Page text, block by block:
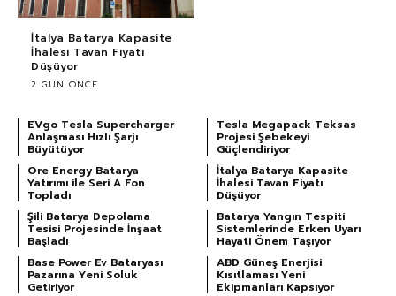
İtalya Batarya Kapasite
İhalesi Tavan Fiyatı
Düşüyor
2 GÜN ÖNCE
EVgo Tesla Supercharger
Anlaşması Hızlı Şarjı
Büyütüyor
Tesla Megapack Teksas
Projesi Şebekeyi
Güçlendiriyor
Ore Energy Batarya
Yatırımı ile Seri A Fon
Topladı
İtalya Batarya Kapasite
İhalesi Tavan Fiyatı
Düşüyor
Şili Batarya Depolama
Tesisi Projesinde İnşaat
Başladı
Batarya Yangın Tespiti
Sistemlerinde Erken Uyarı
Hayati Önem Taşıyor
Base Power Ev Bataryası
Pazarına Yeni Soluk
Getiriyor
ABD Güneş Enerjisi
Kısıtlaması Yeni
Ekipmanları Kapsıyor